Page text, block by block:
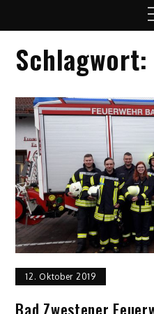
Schlagwort:
12. Oktober 2019
Bad Zwestener